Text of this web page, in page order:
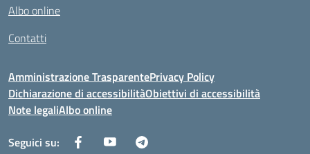
Albo online
Contatti
Amministrazione TrasparentePrivacy Policy
Dichiarazione di accessibilitàObiettivi di accessibilità
Note legaliAlbo online
Seguici su: